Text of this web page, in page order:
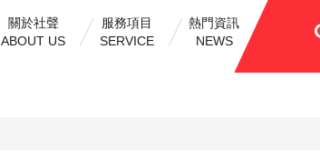
關於社聲
ABOUT US
服務項目
SERVICE
熱門資訊
NEWS